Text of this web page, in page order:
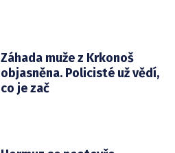
Záhada muže z Krkonoš
objasněna. Policisté už vědí,
co je zač